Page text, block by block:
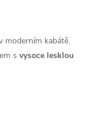
moderním kabátě.
s vysoce lesklou